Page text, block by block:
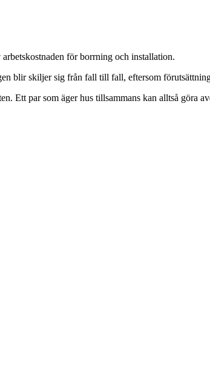
för borrning och installation.
blir skiljer sig från fall till fall, eftersom
Ett par som äger hus tillsammans kan alltså göra